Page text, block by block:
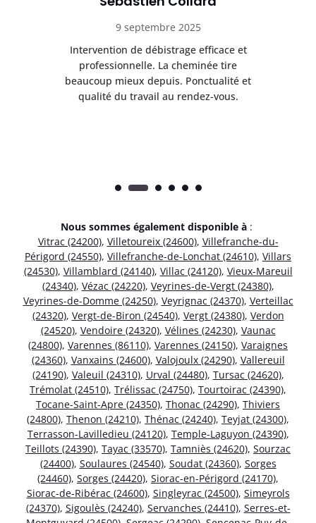
9 septembre 2025
Intervention de débistrage efficace et
professionnelle. La cheminée tire
beaucoup mieux depuis. Ponctualité et
qualité du travail au rendez-vous.
Nous sommes également disponible à :
Vitrac (24200), Villetoureix (24600), Villefranche-du-
Périgord (24550), Villefranche-de-Lonchat (24610), Villars
(24530), Villamblard (24140), Villac (24120), Vieux-Mareuil
(24340), Vézac (24220), Veyrines-de-Vergt (24380),
Veyrines-de-Domme (24250), Veyrignac (24370), Verteillac
(24320), Vergt-de-Biron (24540), Vergt (24380), Verdon
(24520), Vendoire (24320), Vélines (24230), Vaunac
(24800), Varennes (86110), Varennes (24150), Varaignes
(24360), Vanxains (24600), Valojoulx (24290), Vallereuil
(24190), Valeuil (24310), Urval (24480), Tursac (24620),
Trémolat (24510), Trélissac (24750), Tourtoirac (24390),
Tocane-Saint-Apre (24350), Thonac (24290), Thiviers
(24800), Thenon (24210), Thénac (24240), Teyjat (24300),
Terrasson-Lavilledieu (24120), Temple-Laguyon (24390),
Teillots (24390), Tayac (33570), Tamniès (24620), Sourzac
(24400), Soulaures (24540), Soudat (24360), Sorges
(24460), Sorges (24420), Siorac-en-Périgord (24170),
Siorac-de-Ribérac (24600), Singleyrac (24500), Simeyrols
(24370), Sigoulès (24240), Servanches (24410), Serres-et-